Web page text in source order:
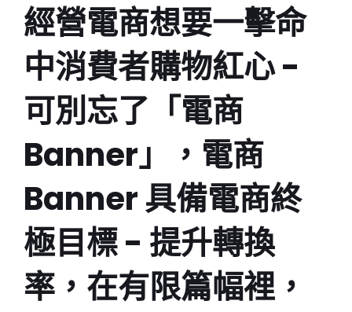
經營電商想要一擊命
中消費者購物紅心 -
可別忘了「電商
Banner」，電商
Banner 具備電商終
極目標 - 提升轉換
率，在有限篇幅裡，